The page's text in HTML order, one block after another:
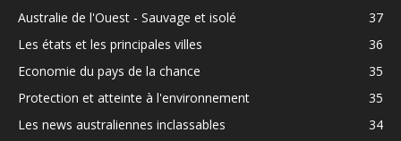
Australie de l'Ouest - Sauvage et isolé
37
Les états et les principales villes
36
Economie du pays de la chance
35
Protection et atteinte à l'environnement
35
Les news australiennes inclassables
34